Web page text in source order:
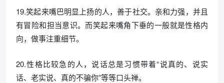
19.笑起来嘴巴明显上扬的人，善于社交。亲和力强，并且
有冒险和担当意识。而笑起来嘴角下垂的一般就是性格内
向，做事注重细节。
20.性格比较急的人，说话总是习惯带着“说真的、说实
话、老实说、真的不骗你”等等口头禅。